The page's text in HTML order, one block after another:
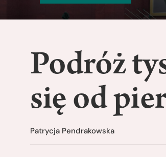
Podróż
się od
Patrycja Pendrakowska